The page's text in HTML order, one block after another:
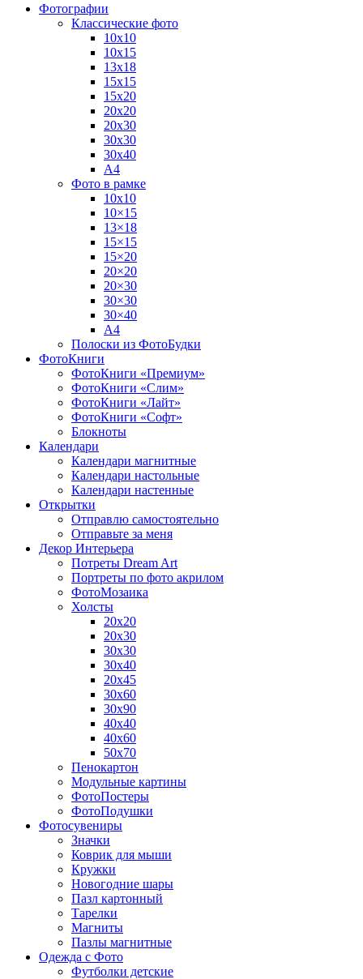
Фотографии
Классические фото
10х10
10х15
13х18
15х15
15х20
20х20
20х30
30х30
30х40
А4
Фото в рамке
10х10
10×15
13×18
15×15
15×20
20×20
20×30
30×30
30×40
A4
Полоски из ФотоБудки
ФотоКниги
ФотоКниги «Премиум»
ФотоКниги «Слим»
ФотоКниги «Лайт»
ФотоКниги «Софт»
Блокноты
Календари
Календари магнитные
Календари настольные
Календари настенные
Открытки
Отправлю самостоятельно
Отправьте за меня
Декор Интерьера
Потреты Dream Art
Портреты по фото акрилом
ФотоМозаика
Холсты
20х20
20х30
30х30
30х40
20х45
30х60
30х90
40х40
40х60
50х70
Пенокартон
Модульные картины
ФотоПостеры
ФотоПодушки
Фотоcувениры
Значки
Коврик для мыши
Кружки
Новогодние шары
Пазл картонный
Тарелки
Магниты
Пазлы магнитные
Одежда с Фото
Футболки детские